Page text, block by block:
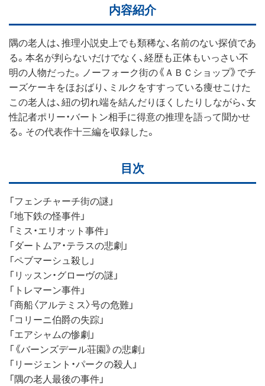
内容紹介
隅の老人は、推理小説史上でも類稀な、名前のない探偵であ
る。本名が判らないだけでなく、経歴も正体もいっさい不
明の人物だった。ノーフォーク街の《ＡＢＣショップ》でチ
ーズケーキをほおばり、ミルクをすすっている痩せこけた
この老人は、紐の切れ端を結んだりほくしたりしながら、女
性記者ポリー・バートン相手に得意の推理を語って聞かせ
る。その代表作十三編を収録した。
目次
「フェンチャーチ街の謎」
「地下鉄の怪事件」
「ミス・エリオット事件」
「ダートムア・テラスの悲劇」
「ペブマーシュ殺し」
「リッスン・グローヴの謎」
「トレマーン事件」
「商船〈アルテミス〉号の危難」
「コリーニ伯爵の失踪」
「エアシャムの惨劇」
「《バーンズデール荘園》の悲劇」
「リージェント・パークの殺人」
「隅の老人最後の事件」